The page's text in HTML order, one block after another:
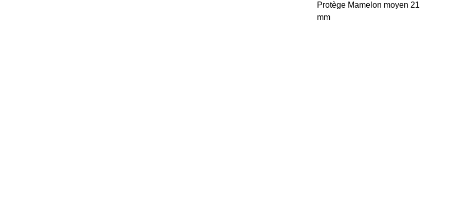
Protège Mamelon moyen 21
mm